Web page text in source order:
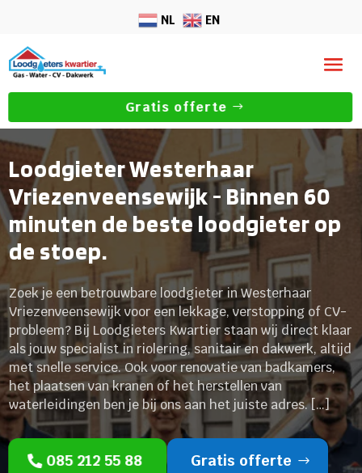
NL EN
Gratis offerte
Loodgieter Westerhaar
Vriezenveensewijk - Binnen 60
minuten de beste loodgieter op
de stoep.
Zoek je een betrouwbare loodgieter in Westerhaar
Vriezenveensewijk voor een lekkage, verstopping of CV-
probleem? Bij Loodgieters Kwartier staan wij direct klaar
als jouw specialist in riolering, sanitair en dakwerk, altijd
met snelle service. Ook voor renovatie van badkamers,
het plaatsen van kranen of het herstellen van
waterleidingen ben je bij ons aan het juiste adres. […]
085 212 55 88 Gratis offerte